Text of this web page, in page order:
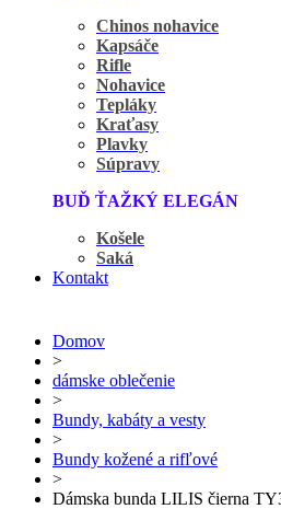
Chinos nohavice
Kapsáče
Rifle
Nohavice
Tepláky
Kraťasy
Plavky
Súpravy
BUĎ ŤAŽKÝ ELEGÁN
Košele
Saká
Kontakt
Domov
>
dámske oblečenie
>
Bundy, kabáty a vesty
>
Bundy kožené a rifľové
>
Dámska bunda LILIS čierna